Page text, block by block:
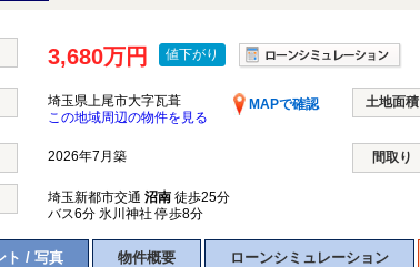
3,680万円 値下がり
埼玉県上尾市大字瓦葺
MAPで確認
この地域周辺の物件を見る
土地面積
2026年7月築 間取り
埼玉新都市交通 沼南 徒歩25分
バス6分 氷川神社 停歩8分
ト / 写真 物件概要 ローンシミュレーション